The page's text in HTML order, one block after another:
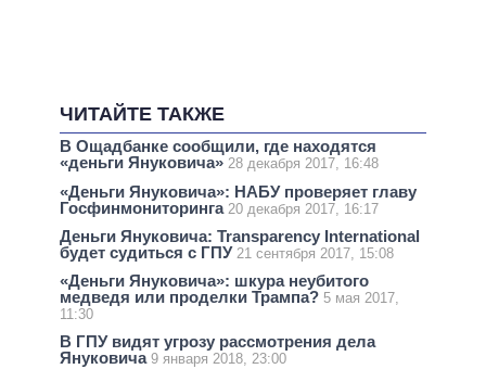
ЧИТАЙТЕ ТАКЖЕ
В Ощадбанке сообщили, где находятся
«деньги Януковича» 28 декабря 2017, 16:48
«Деньги Януковича»: НАБУ проверяет главу
Госфинмониторинга 20 декабря 2017, 16:17
Деньги Януковича: Transparency International
будет судиться с ГПУ 21 сентября 2017, 15:08
«Деньги Януковича»: шкура неубитого
медведя или проделки Трампа? 5 мая 2017,
11:30
В ГПУ видят угрозу рассмотрения дела
Януковича 9 января 2018, 23:00